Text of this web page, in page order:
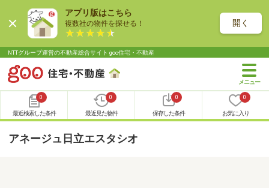
アプリ版はこちら
複数社の物件を探せる！ 開く
NTTグループ運営の不動産総合サイト goo住宅・不動産
0
最近検索した条件
0
最近見た物件
0
保存した条件
0
お気に入り
アネージュ日立エスタシオ